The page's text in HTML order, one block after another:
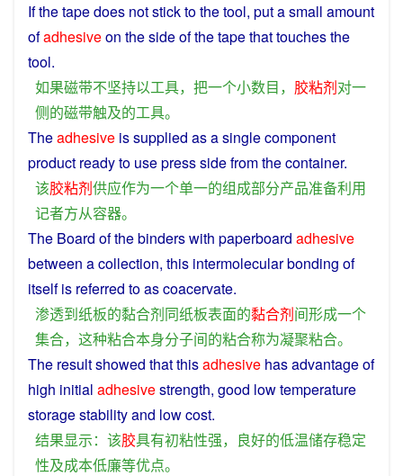
Ifthetapedoes notsticktothetool, putasmall amount
ofadhesiveon thesideof thetapethattouchesthe
tool.
如果磁带不坚持以工具， 把一个小数目， 胶粘剂对一
侧的磁带触及的工具。
Theadhesive issupplied asasinglecomponent
product readyto usepresssidefromthecontainer.
该胶粘剂供应作为一个单一的组成部分产品准备利用
记者方从容器。
The Board of the binders with paperboard adhesive
between acollection, this intermolecularbonding of
itself is referred toas coacervate.
渗透到纸板的黏合剂同纸板表面的黏合剂间形成一个
集合， 这种粘合本身分子间的粘合称为凝聚粘合。
The resultshowed thatthisadhesive hasadvantageof
high initial adhesivestrength, good lowtemperature
storagestabilityand lowcost.
结果显示： 该胶具有初粘性强， 良好的低温储存稳定
性及成本低廉等优点。